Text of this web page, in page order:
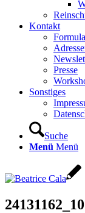
Kontakt
Presse
Sonstiges
Suche
Menü Menü